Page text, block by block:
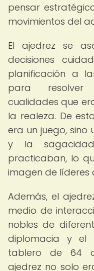
pensar
movimientos del
El ajedrez se
decisiones
planificación a
para resolver
cualidades que
la realeza. De
era un juego, sino
y la
practicaban, lo
imagen de líderes
Además, el
medio de
nobles de
diplomacia y
tablero de 64
ajedrez no solo